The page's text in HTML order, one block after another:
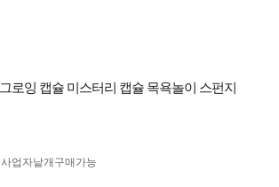
그로잉 캡슐 미스터리 캡슐 목욕놀이 스펀지
사업자 낱개구매가능